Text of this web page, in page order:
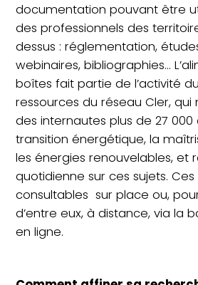
documentation pouvant être
des professionnels des
dessus : réglementation,
webinaires, bibliographies…
boîtes fait partie de l’activité
ressources du réseau Cler,
des internautes plus de 27
transition énergétique, la
les énergies renouvelables, et
quotidienne sur ces sujets.
consultables sur place ou,
d’entre eux, à distance, via la
en ligne.